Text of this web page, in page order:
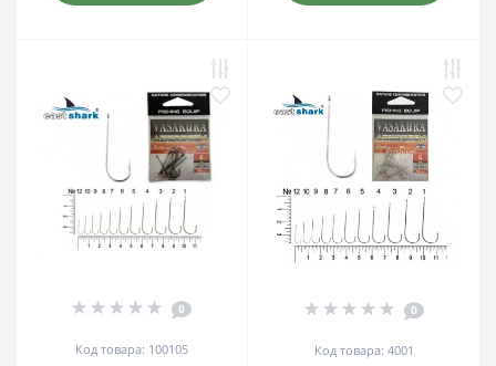
0
Код товара: 100105
0
Код товара: 4001